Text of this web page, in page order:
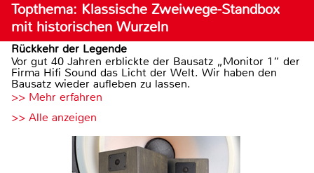
Topthema: Klassische Zweiwege-Standbox
mit historischen Wurzeln
Rückkehr der Legende
Vor gut 40 Jahren erblickte der Bausatz „Monitor 1“ der
Firma Hifi Sound das Licht der Welt. Wir haben den
Bausatz wieder aufleben zu lassen.
>> Mehr erfahren
>> Alle anzeigen